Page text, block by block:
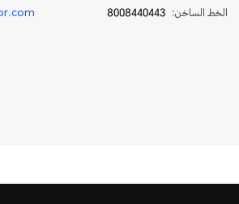
الخط الساخن: 8008440443